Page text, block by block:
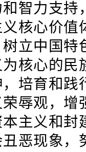
智力支持
核心价值
立中国特
核心的民
培育和践
辱观，增
主义和封
恶现象，